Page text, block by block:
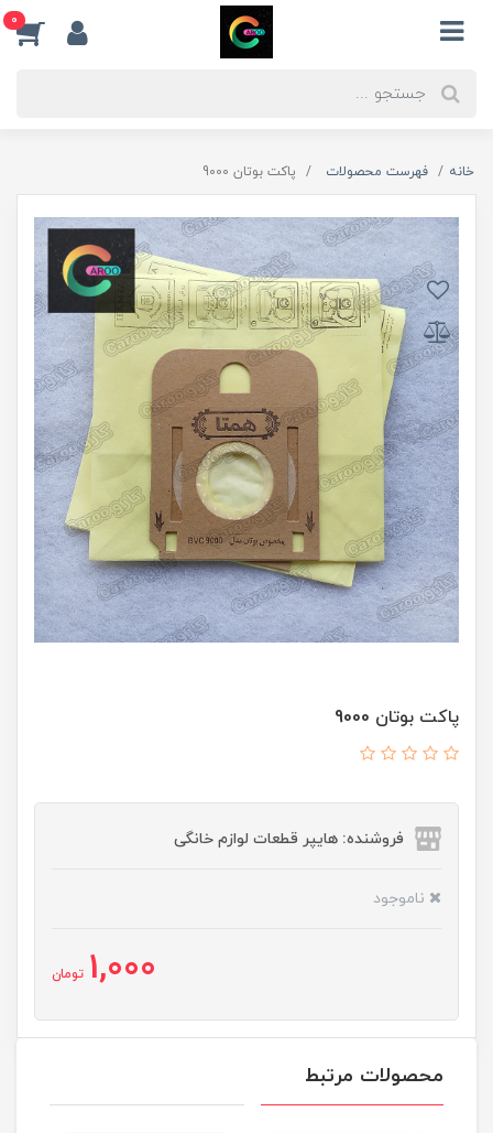
0
خانه فهرست محصولات پاکت بوتان 9000
پاکت بوتان 9000
فروشنده: هایپر قطعات لوازم خانگی
ناموجود
1,000 تومان
محصولات مرتبط